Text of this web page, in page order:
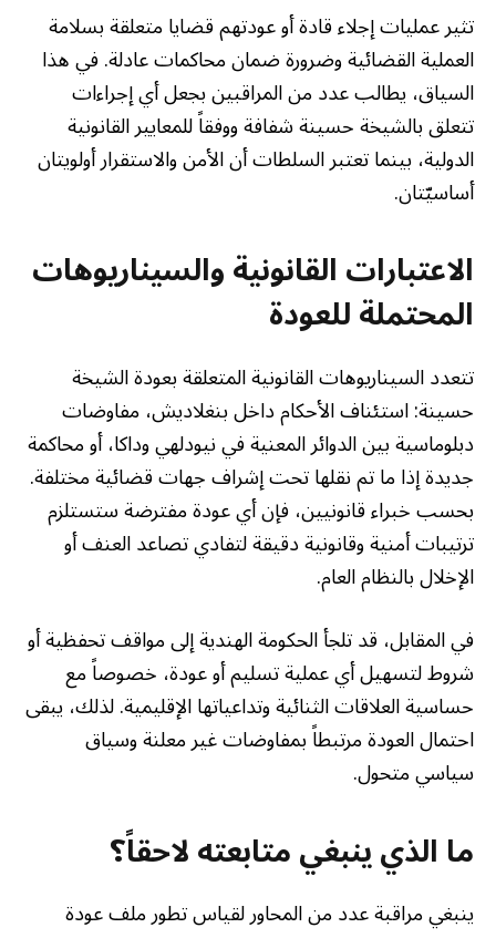
تثير عمليات إجلاء قادة أو عودتهم قضايا متعلقة بسلامة
العملية القضائية وضرورة ضمان محاكمات عادلة. في هذا
السياق، يطالب عدد من المراقبين بجعل أي إجراءات
تتعلق بالشيخة حسينة شفافة ووفقاً للمعايير القانونية
الدولية، بينما تعتبر السلطات أن الأمن والاستقرار أولويتان
أساسيّتان.
الاعتبارات القانونية والسيناريوهات
المحتملة للعودة
تتعدد السيناريوهات القانونية المتعلقة بعودة الشيخة
حسينة: استئناف الأحكام داخل بنغلاديش، مفاوضات
دبلوماسية بين الدوائر المعنية في نيودلهي وداكا، أو محاكمة
جديدة إذا ما تم نقلها تحت إشراف جهات قضائية مختلفة.
بحسب خبراء قانونيين، فإن أي عودة مفترضة ستستلزم
ترتيبات أمنية وقانونية دقيقة لتفادي تصاعد العنف أو
الإخلال بالنظام العام.
في المقابل، قد تلجأ الحكومة الهندية إلى مواقف تحفظية أو
شروط لتسهيل أي عملية تسليم أو عودة، خصوصاً مع
حساسية العلاقات الثنائية وتداعياتها الإقليمية. لذلك، يبقى
احتمال العودة مرتبطاً بمفاوضات غير معلنة وسياق
سياسي متحول.
ما الذي ينبغي متابعته لاحقاً؟
ينبغي مراقبة عدد من المحاور لقياس تطور ملف عودة